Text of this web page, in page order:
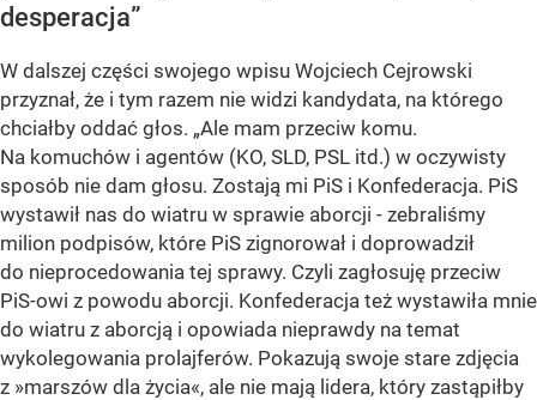
desperacja”
W dalszej części swojego wpisu Wojciech Cejrowski
przyznał, że i tym razem nie widzi kandydata, na którego
chciałby oddać głos. „Ale mam przeciw komu.
Na komuchów i agentów (KO, SLD, PSL itd.) w oczywisty
sposób nie dam głosu. Zostają mi PiS i Konfederacja. PiS
wystawił nas do wiatru w sprawie aborcji - zebraliśmy
milion podpisów, które PiS zignorował i doprowadził
do nieprocedowania tej sprawy. Czyli zagłosuję przeciw
PiS-owi z powodu aborcji. Konfederacja też wystawiła mnie
do wiatru z aborcją i opowiada nieprawdy na temat
wykolegowania prolajferów. Pokazują swoje stare zdjęcia
z »marszów dla życia«, ale nie mają lidera, który zastąpiłby